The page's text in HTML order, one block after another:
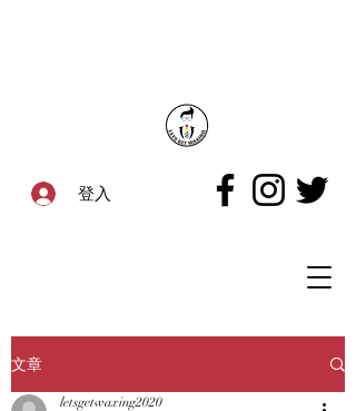
登入
文章
letsgetwaxing2020